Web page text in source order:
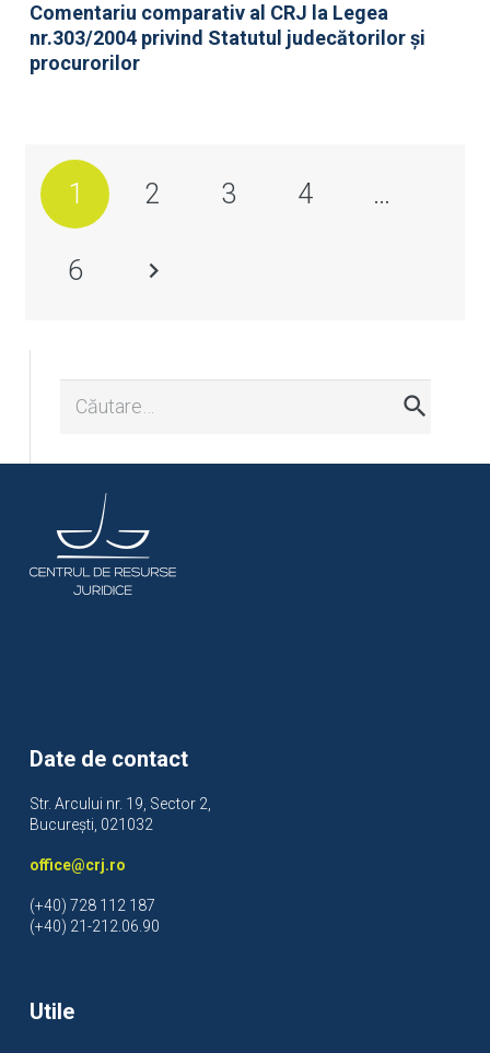
Comentariu comparativ al CRJ la Legea
nr.303/2004 privind Statutul judecătorilor și
procurorilor
1 2 3 4 …
6
Date de contact
Str. Arcului nr. 19, Sector 2,
București, 021032
office@crj.ro
(+40) 728 112 187
(+40) 21-212.06.90
Utile